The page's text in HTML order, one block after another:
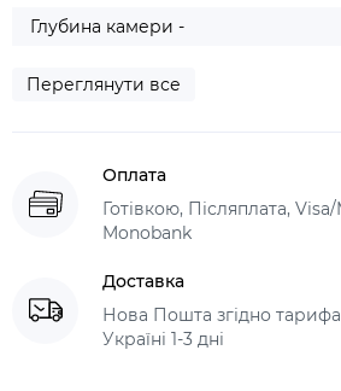
Глубина камери -
Переглянути все
Оплата
Готівкою, Післяплата,
Monobank
Доставка
Нова Пошта згідно
Україні 1-3 дні